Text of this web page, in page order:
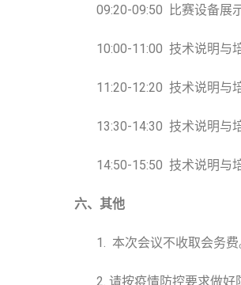
09:20-09:50 比赛设备展
10:00-11:00 技术说明与
11:20-12:20 技术说明与
13:30-14:30 技术说明与
14:50-15:50 技术说明与
六、其他
1. 本次会议不收取会务费
2. 请按疫情防控要求做好